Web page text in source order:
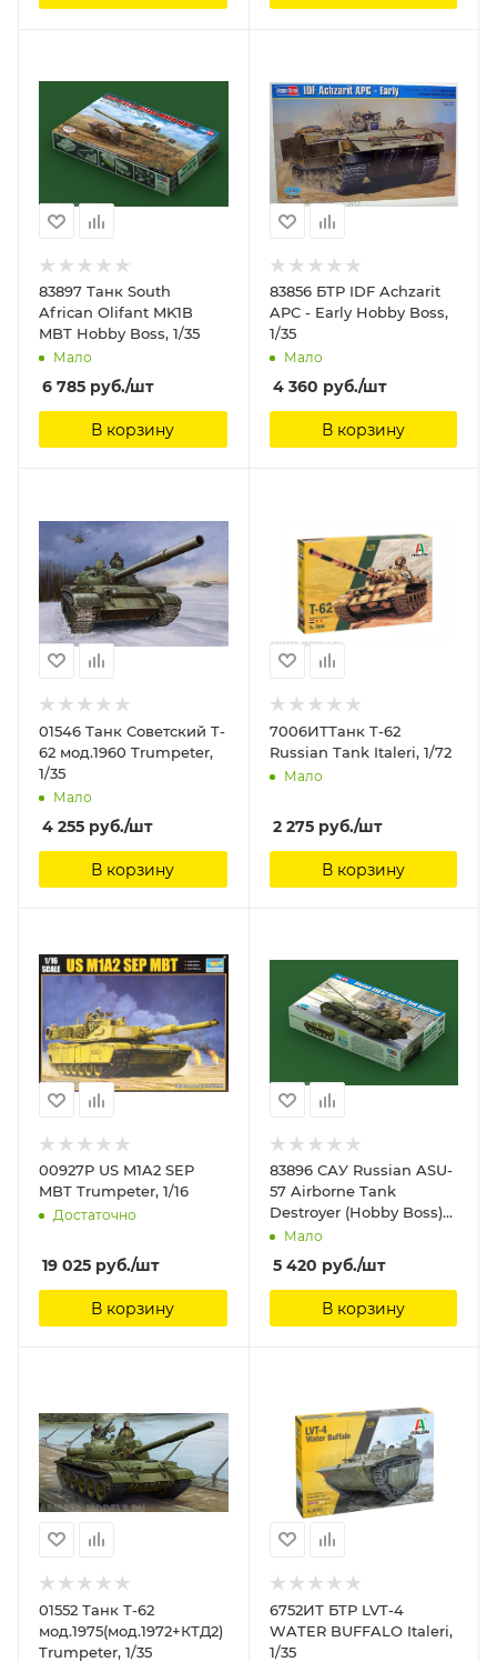
83897 Танк South
African Olifant MK1B
MBT Hobby Boss, 1/35
Мало
6 785 руб./шт
В корзину
83856 БТР IDF Achzarit
APC - Early Hobby Boss,
1/35
Мало
4 360 руб./шт
В корзину
01546 Танк Советский T-
62 мод.1960 Trumpeter,
1/35
Мало
4 255 руб./шт
В корзину
7006ИТТанк T-62
Russian Tank Italeri, 1/72
Мало
2 275руб./шт
В корзину
00927P US M1A2 SEP
MBT Trumpeter, 1/16
Достаточно
19 025 руб./шт
В корзину
83896 САУ Russian ASU-
57 Airborne Tank
Destroyer (Hobby Boss)
1/35 Hobby Boss, 1/35
Мало
5 420 руб./шт
В корзину
01552 Танк Т-62
мод.1975(мод.1972+КТД2)
Trumpeter, 1/35
6752ИТ БТР LVT-4
WATER BUFFALO Italeri,
1/35